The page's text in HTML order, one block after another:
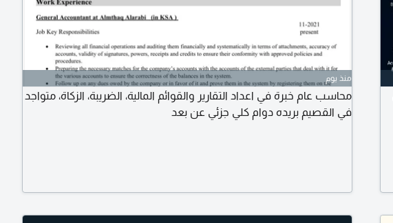
منذ يوم
محاسب عام خبرة في اعداد التقارير والقوائم المالية، الضريبة، الزكاة، متواجد
في القصيم بريده دوام كلي جزئي عن بعد